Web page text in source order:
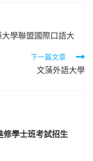
學聯盟國際口語大
下一篇文章
文藻外語大學
修學士班考試招生